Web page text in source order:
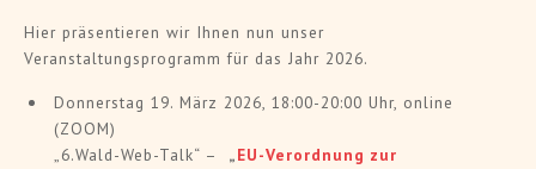
Hier präsentieren wir Ihnen nun unser
Veranstaltungsprogramm für das Jahr 2026.
Donnerstag 19. März 2026, 18:00-20:00 Uhr, online
(ZOOM)
„6.Wald-Web-Talk“ – „EU-Verordnung zur